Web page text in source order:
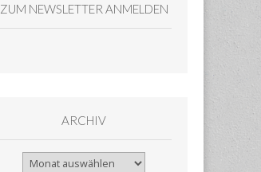
ZUM NEWSLETTER ANMELDEN
ARCHIV
Archiv